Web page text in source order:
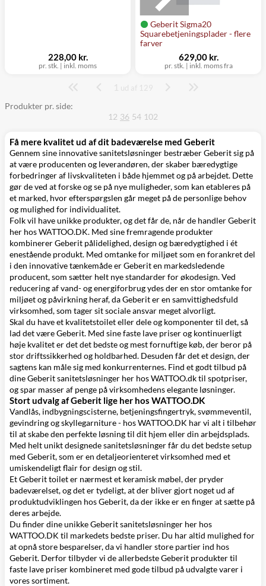
pr. stk. | inkl. moms
228,00 kr.
Geberit Sigma20
Squarebetjeningsplader - flere
farver
pr. stk. | inkl. moms fra
629,00 kr.
Side
1 ud af 129
Produkter pr. side:
12 36 54 102
Få mere kvalitet ud af dit badeværelse med Geberit
Gennem sine innovative sanitetsløsninger bestræber Geberit sig på
at være producenten og leverandøren, der skaber bæredygtige
forbedringer af livskvaliteten i både hjemmet og på arbejdet. Dette
gør de ved at forske og se på nye muligheder, som kan etableres på
et marked, hvor efterspørgslen går meget på de personlige behov
og mulighed for individualitet.
Folk vil have unikke produkter, og det får de, når de handler Geberit
her hos WATTOO.DK. Med sine fremragende produkter
kombinerer Geberit pålidelighed, design og bæredygtighed i ét
enestående produkt. Med omtanke for miljøet som en forankret del
i den innovative tænkemåde er Geberit en markedsledende
producent, som sætter helt nye standarder for økodesign. Ved
reducering af vand- og energiforbrug ydes der en stor omtanke for
miljøet og påvirkning heraf, da Geberit er en samvittighedsfuld
virksomhed, som tager sit sociale ansvar meget alvorligt.
Skal du have et kvalitetstoilet eller dele og komponenter til det, så
lad det være Geberit. Med sine faste lave priser og kontinuerligt
høje kvalitet er det det bedste og mest fornuftige køb, der beror på
stor driftssikkerhed og holdbarhed. Desuden får det et design, der
sagtens kan måle sig med konkurrenternes. Find et godt tilbud på
dine Geberit sanitetsløsninger her hos WATTOO.dk til spotpriser,
og spar masser af penge på virksomhedens elegante løsninger.
Stort udvalg af Geberit lige her hos WATTOO.DK
Vandlås, indbygningscisterne, betjeningsfingertryk, svømmeventil,
gevindring og skyllegarniture - hos WATTOO.DK har vi alt i tilbehør
til at skabe den perfekte løsning til dit hjem eller din arbejdsplads.
Med helt unikt designede sanitetsløsninger får du det bedste setup
med Geberit, som er en detaljeorienteret virksomhed med et
umiskendeligt flair for design og stil.
Et Geberit toilet er nærmest et keramisk møbel, der pryder
badeværelset, og det er tydeligt, at der bliver gjort noget ud af
produktudviklingen hos Geberit, da der ikke er en finger at sætte på
deres arbejde.
Du finder dine unikke Geberit sanitetsløsninger her hos
WATTOO.DK til markedets bedste priser. Du har altid mulighed for
at opnå store besparelser, da vi handler store partier ind hos
Geberit. Derfor tilbyder vi de allerbedste Geberit produkter til
faste lave priser kombineret med gode tilbud på udvalgte varer i
vores sortiment.